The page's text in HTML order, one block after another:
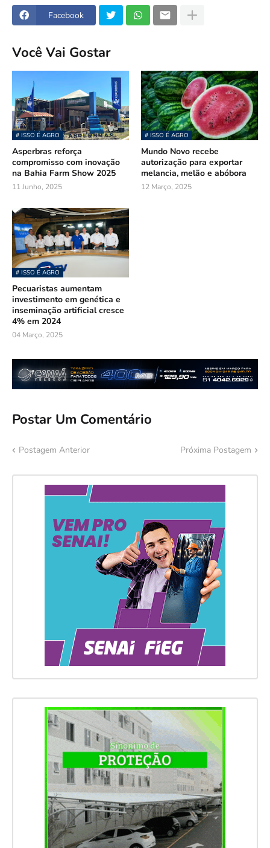
Facebook
Você Vai Gostar
# ISSO É AGRO
Asperbras reforça
compromisso com inovação
na Bahia Farm Show 2025
11 Junho, 2025
# ISSO É AGRO
Mundo Novo recebe
autorização para exportar
melancia, melão e abóbora
12 Março, 2025
# ISSO É AGRO
Pecuaristas aumentam
investimento em genética e
inseminação artificial cresce
4% em 2024
04 Março, 2025
Postar Um Comentário
Postagem Anterior Próxima Postagem